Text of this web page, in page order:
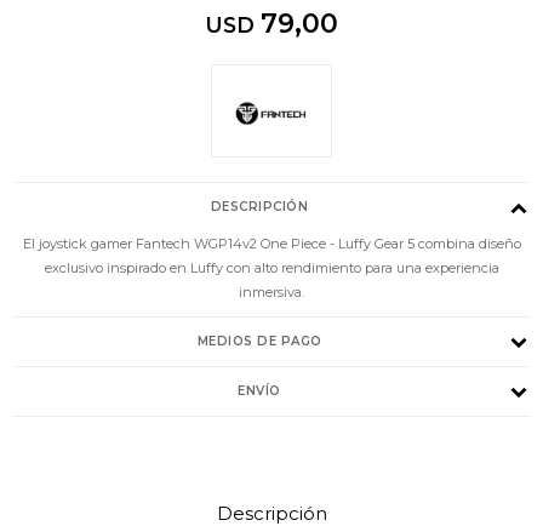
USD 79,00
DESCRIPCIÓN
El joystick gamer Fantech WGP14v2 One Piece - Luffy Gear 5 combina diseño
exclusivo inspirado en Luffy con alto rendimiento para una experiencia
inmersiva.
MEDIOS DE PAGO
ENVÍO
Descripción